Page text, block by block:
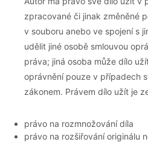
zpracované či jinak změněné
v souboru anebo ve spojení s
udělit jiné osobě smlouvou
práva; jiná osoba může dílo
oprávnění pouze v případech
zákonem. Právem dílo užít je
právo na rozmnožování díla
právo na rozšiřování originálu